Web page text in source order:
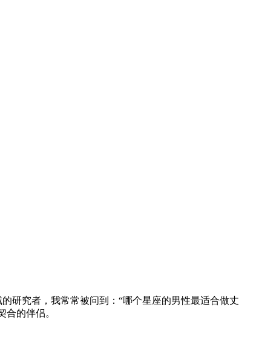
研究者，我常常被问到：“哪个星座的男性最适合做丈
的伴侣。